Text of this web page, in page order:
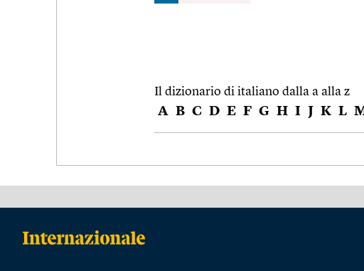
Il dizionario di italiano dalla a alla z
A B C D E F G H I J K L